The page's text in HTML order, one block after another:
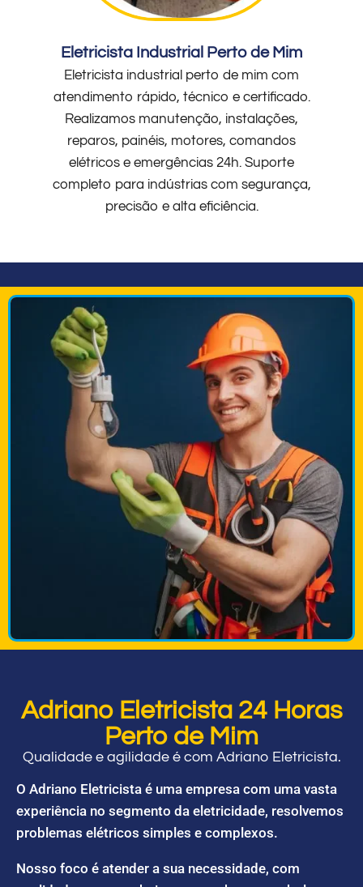
Eletricista Industrial Perto de Mim
Eletricista industrial perto de mim com
atendimento rápido, técnico e certificado.
Realizamos manutenção, instalações,
reparos, painéis, motores, comandos
elétricos e emergências 24h. Suporte
completo para indústrias com segurança,
precisão e alta eficiência.
Adriano Eletricista 24 Horas
Perto de Mim
Qualidade e agilidade é com Adriano Eletricista.
O Adriano Eletricista é uma empresa com uma vasta
experiência no segmento da eletricidade, resolvemos
problemas elétricos simples e complexos.
Nosso foco é atender a sua necessidade, com